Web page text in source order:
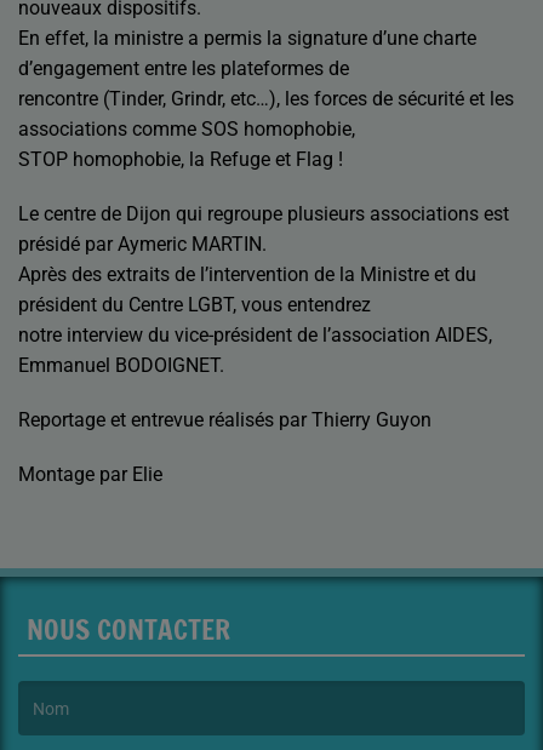
nouveaux dispositifs.
En effet, la ministre a permis la signature d’une charte
d’engagement entre les plateformes de
rencontre (Tinder, Grindr, etc…), les forces de sécurité et les
associations comme SOS homophobie,
STOP homophobie, la Refuge et Flag !
Le centre de Dijon qui regroupe plusieurs associations est
présidé par Aymeric MARTIN.
Après des extraits de l’intervention de la Ministre et du
président du Centre LGBT, vous entendrez
notre interview du vice-président de l’association AIDES,
Emmanuel BODOIGNET.
Reportage et entrevue réalisés par Thierry Guyon
Montage par Elie
NOUS CONTACTER